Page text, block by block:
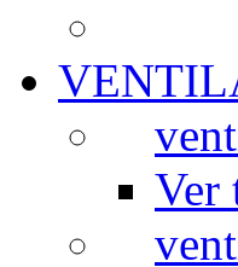
Ver